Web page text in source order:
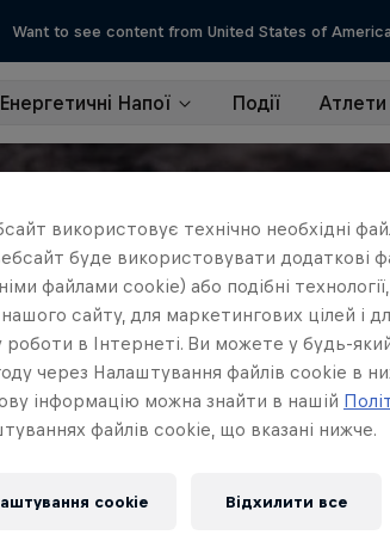
Want to see content from United States of America
Енергетичні Напої Події Атлети
використовує технічно необхідні
буде використовувати додаткові
файлами cookie) або подібні
сайту, для маркетингових цілей і
роботи в Інтернеті. Ви можете у будь-
через Налаштування файлів cookie в
інформацію можна знайти в нашій
файлів cookie, що вказані нижче.
cookie Відхилити все